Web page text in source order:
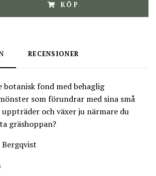
KÖP
RECENSIONER
fond med behaglig
som förundrar med sina små
och växer ju närmare du
gräshoppan?
Bergqvist